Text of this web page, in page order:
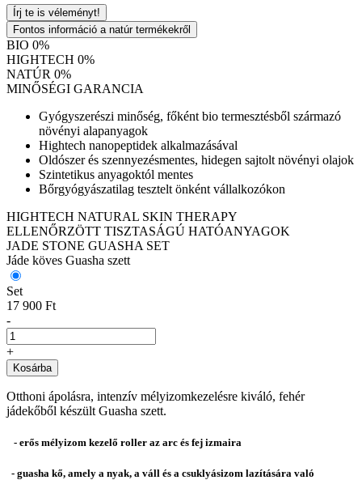
Írj te is véleményt!
Fontos információ a natúr termékekről
BIO 0%
HIGHTECH 0%
NATÚR 0%
MINŐSÉGI GARANCIA
Gyógyszerészi minőség, főként bio termesztésből származó
növényi alapanyagok
Hightech nanopeptidek alkalmazásával
Oldószer és szennyezésmentes, hidegen sajtolt növényi olajok
Szintetikus anyagoktól mentes
Bőrgyógyászatilag tesztelt önként vállalkozókon
HIGHTECH NATURAL SKIN THERAPY
ELLENŐRZÖTT TISZTASÁGÚ HATÓANYAGOK
JADE STONE GUASHA SET
Jáde köves Guasha szett
Set
17 900 Ft
-
+
Kosárba
Otthoni ápolásra, intenzív mélyizomkezelésre kiváló, fehér
jádekőből készült Guasha szett.
- erős mélyizom kezelő roller az arc és fej izmaira
- guasha kő, amely a nyak, a váll és a csuklyásizom lazítására való